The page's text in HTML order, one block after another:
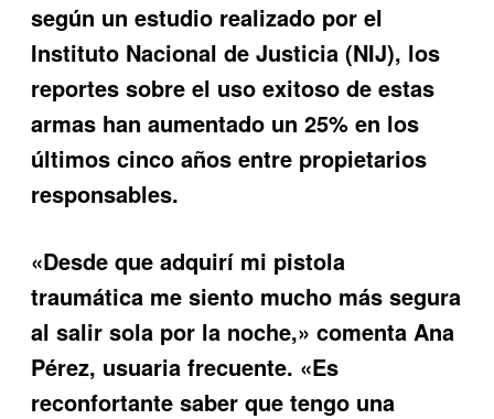
según un estudio realizado por el
Instituto Nacional de Justicia (NIJ), los
reportes sobre el uso exitoso de estas
armas han aumentado un 25% en los
últimos cinco años entre propietarios
responsables.
«Desde que adquirí mi pistola
traumática me siento mucho más segura
al salir sola por la noche,» comenta Ana
Pérez, usuaria frecuente. «Es
reconfortante saber que tengo una